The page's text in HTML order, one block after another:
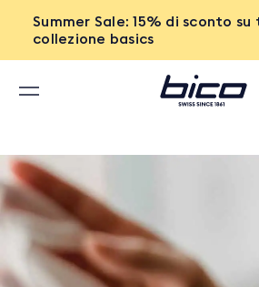
Summer Sale: 15% di sconto
collezione basics